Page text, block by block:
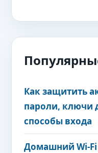
Как защитить
пароли, ключи
способы входа
Домашний Wi-Fi